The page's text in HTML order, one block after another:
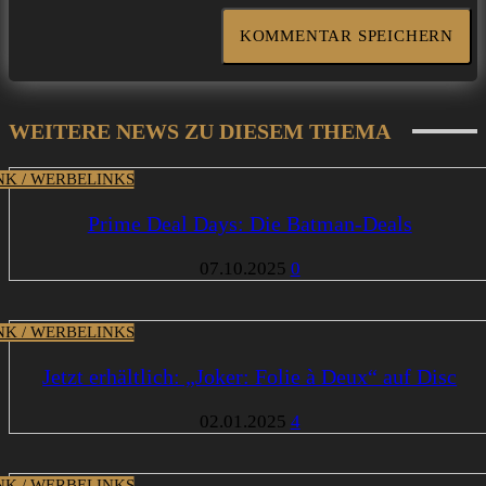
WEITERE NEWS ZU DIESEM THEMA
/ WERBELINKS
Prime Deal Days: Die Batman-Deals
07.10.2025 0
/ WERBELINKS
Jetzt erhältlich: „Joker: Folie à Deux“ auf Disc
02.01.2025 4